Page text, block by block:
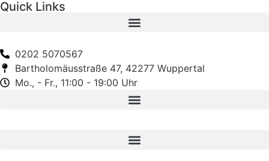
Quick Links
0202 5070567
Bartholomäusstraße 47, 42277 Wuppertal
Mo., - Fr., 11:00 - 19:00 Uhr